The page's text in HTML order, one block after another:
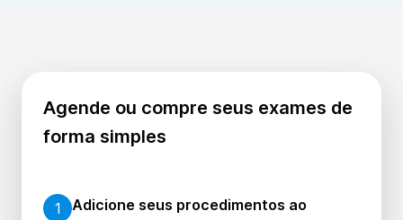
Agende ou compre seus exames de
forma simples
1
Adicione seus procedimentos ao